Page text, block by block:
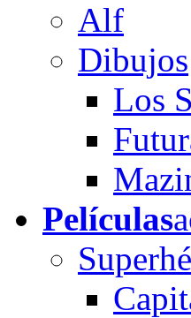
Alf
Dibujos
Los
Películas